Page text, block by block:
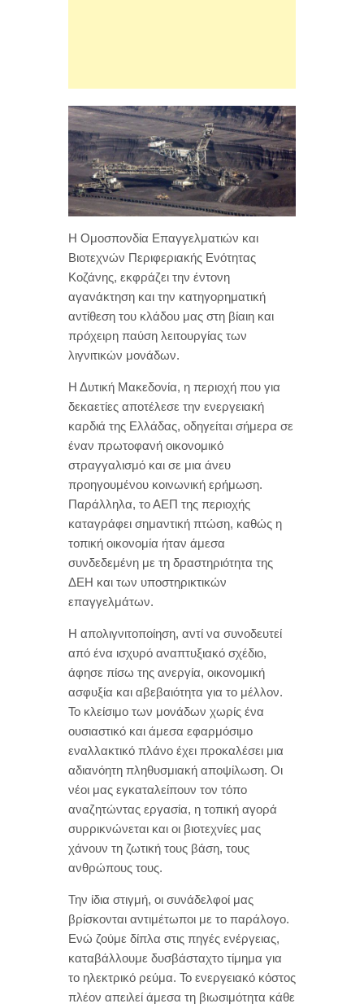
Η Ομοσπονδία Επαγγελματιών και
Βιοτεχνών Περιφεριακής Ενότητας
Κοζάνης, εκφράζει την έντονη
αγανάκτηση και την κατηγορηματική
αντίθεση του κλάδου μας στη βίαιη και
πρόχειρη παύση λειτουργίας των
λιγνιτικών μονάδων.
Η Δυτική Μακεδονία, η περιοχή που για
δεκαετίες αποτέλεσε την ενεργειακή
καρδιά της Ελλάδας, οδηγείται σήμερα σε
έναν πρωτοφανή οικονομικό
στραγγαλισμό και σε μια άνευ
προηγουμένου κοινωνική ερήμωση.
Παράλληλα, το ΑΕΠ της περιοχής
καταγράφει σημαντική πτώση, καθώς η
τοπική οικονομία ήταν άμεσα
συνδεδεμένη με τη δραστηριότητα της
ΔΕΗ και των υποστηρικτικών
επαγγελμάτων.
Η απολιγνιτοποίηση, αντί να συνοδευτεί
από ένα ισχυρό αναπτυξιακό σχέδιο,
άφησε πίσω της ανεργία, οικονομική
ασφυξία και αβεβαιότητα για το μέλλον.
Το κλείσιμο των μονάδων χωρίς ένα
ουσιαστικό και άμεσα εφαρμόσιμο
εναλλακτικό πλάνο έχει προκαλέσει μια
αδιανόητη πληθυσμιακή αποψίλωση. Οι
νέοι μας εγκαταλείπουν τον τόπο
αναζητώντας εργασία, η τοπική αγορά
συρρικνώνεται και οι βιοτεχνίες μας
χάνουν τη ζωτική τους βάση, τους
ανθρώπους τους.
Την ίδια στιγμή, οι συνάδελφοί μας
βρίσκονται αντιμέτωποι με το παράλογο.
Ενώ ζούμε δίπλα στις πηγές ενέργειας,
καταβάλλουμε δυσβάσταχτο τίμημα για
το ηλεκτρικό ρεύμα. Το ενεργειακό κόστος
πλέον απειλεί άμεσα τη βιωσιμότητα κάθε